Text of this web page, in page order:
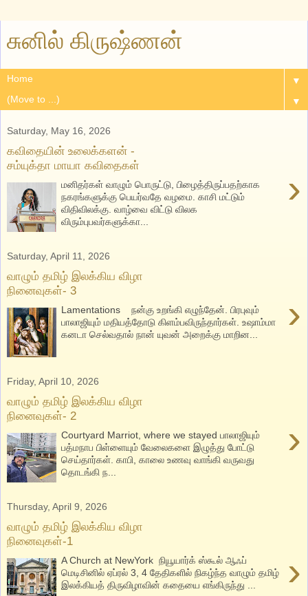
சுனில் கிருஷ்ணன்
▼
▼
Saturday, May 16, 2026
கவிதையின் உலைக்களன் -
சம்யுக்தா மாயா கவிதைகள்
›
மனிதர்கள் வாழும் பொருட்டு, பிழைத்திருப்பதற்காக
நகரங்களுக்கு பெயர்வதே வழமை.‌ காசி மட்டும்
விதிவிலக்கு. வாழ்வை விட்டு விலக
விரும்புபவர்களுக்கா...
Saturday, April 11, 2026
வாழும் தமிழ் இலக்கிய விழா
நினைவுகள்- 3
›
Lamentations நன்கு உறங்கி எழுந்தேன். பிரபுவும்
பாலாஜியும் மதியத்தோடு கிளம்பவிருந்தார்கள். உஷாம்மா
கனடா செல்வதால் நான் யுவன் அறைக்கு மாறின...
Friday, April 10, 2026
வாழும் தமிழ் இலக்கிய விழா
நினைவுகள்- 2
›
Courtyard Marriot, where we stayed பாலாஜியும்
பத்மநாப பிள்ளையும் வேலைகளை இழுத்து போட்டு
செய்தார்கள். காபி, காலை உணவு வாங்கி வருவது
தொடங்கி ந...
Thursday, April 9, 2026
வாழும் தமிழ் இலக்கிய விழா
நினைவுகள்-1
›
A Church at NewYork நியூயார்க் ஸ்கூல் ஆஃப்
மெடிசினில் ஏப்ரல் 3, 4 தேதிகளில் நிகழ்ந்த வாழும் தமிழ்
இலக்கியத் திருவிழாவின் கதையை எங்கிருந்து ...